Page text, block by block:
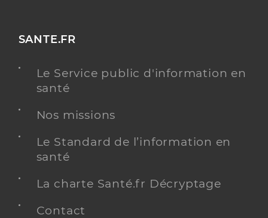
SANTE.FR
Le Service public d'information en
santé
Nos missions
Le Standard de l’information en
santé
La charte Santé.fr Décryptage
Contact